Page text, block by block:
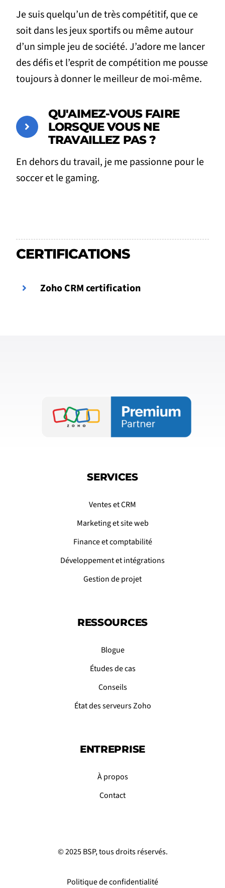
Je suis quelqu’un de très compétitif, que ce
soit dans les jeux sportifs ou même autour
d’un simple jeu de société. J’adore me lancer
des défis et l’esprit de compétition me pousse
toujours à donner le meilleur de moi-même.
QU'AIMEZ-VOUS FAIRE
LORSQUE VOUS NE
TRAVAILLEZ PAS ?
En dehors du travail, je me passionne pour le
soccer et le gaming.
CERTIFICATIONS
Zoho CRM certification
SERVICES
Ventes et CRM
Marketing et site web
Finance et comptabilité
Développement et intégrations
Gestion de projet
RESSOURCES
Blogue
Études de cas
Conseils
État des serveurs Zoho
ENTREPRISE
À propos
Contact
© 2025 BSP, tous droits réservés.
Politique de confidentialité